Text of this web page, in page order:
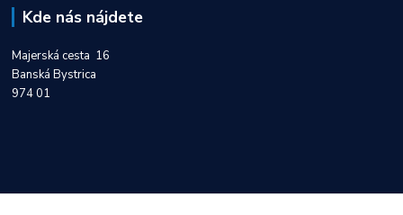
Kde nás nájdete
Majerská cesta 16
Banská Bystrica
974 01